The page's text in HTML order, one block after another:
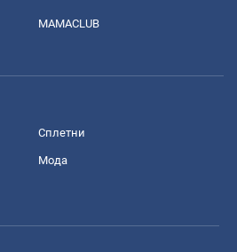
MAMACLUB
Сплетни
Мода